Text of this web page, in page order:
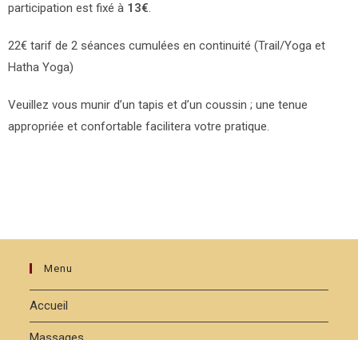
participation est fixé à 13€.
22€ tarif de 2 séances cumulées en continuité (Trail/Yoga et
Hatha Yoga)
Veuillez vous munir d’un tapis et d’un coussin ; une tenue
appropriée et confortable facilitera votre pratique.
Menu
Accueil